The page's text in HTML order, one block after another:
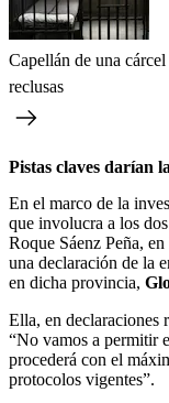
Capellán de una
reclusas
Pistas claves darían
En el marco de la
que involucra a los
Roque Sáenz Peña,
una declaración de la
en dicha provincia,
Ella, en declaraciones
“No vamos a permitir
procederá con el
protocolos vigentes”.